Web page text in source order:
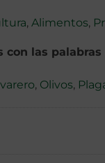
, Alimentos,
con las palabras
, Olivos,